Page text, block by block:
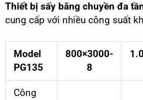
Thiết bị sấy băng chuyền đa
cung cấp với nhiều công suất
Model
PG135
800×3000-
8
Công